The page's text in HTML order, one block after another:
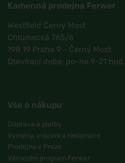
Kamenná prodejna Ferwer
Westfield Černý Most
Chlumecká 765/6
198 19 Praha 9 - Černý Most
Otevírací doba: po-ne 9-21 hod.
Vše o nákupu
Doprava a platby
Výměny, vrácení a reklamace
Prodejna v Praze
Věrnostní program Ferwer